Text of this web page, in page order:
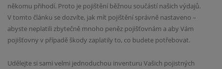
někomu přihodí. Proto je pojištění běžnou součástí našich výdajů.
V tomto článku se dozvíte, jak mít pojištění správně nastaveno –
abyste neplatili zbytečně mnoho peněz pojišťovnám a aby Vám
pojišťovny v případě škody zaplatily to, co budete potřebovat.
Udělejte si sami velmi jednoduchou inventuru Vašich pojistných